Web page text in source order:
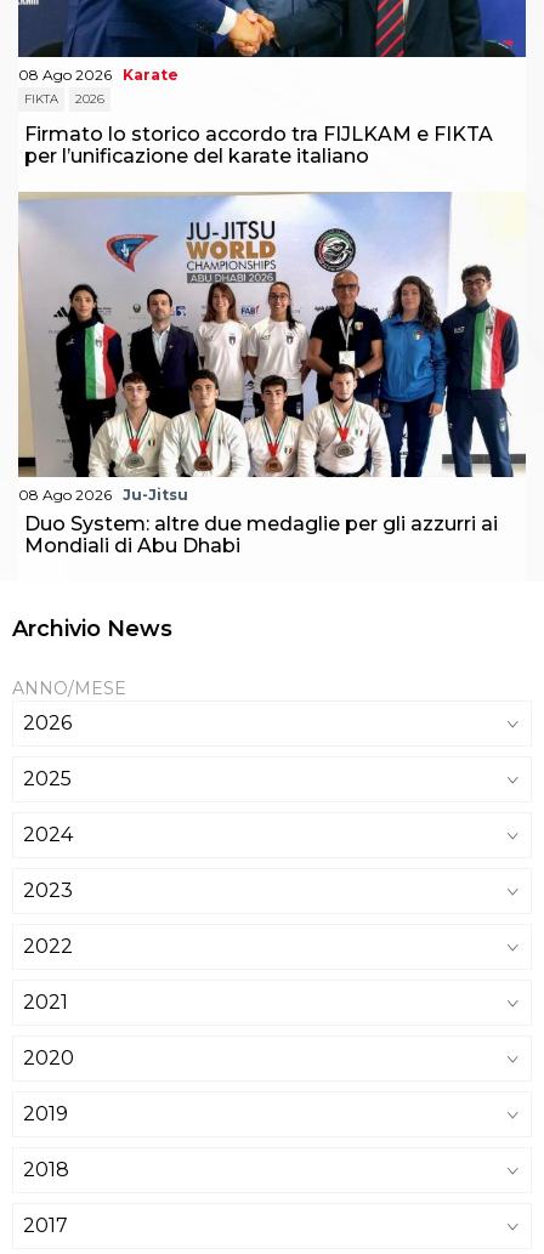
08 Ago 2026 Karate
FIKTA 2026
Firmato lo storico accordo tra FIJLKAM e FIKTA
per l’unificazione del karate italiano
08 Ago 2026 Ju-Jitsu
Duo System: altre due medaglie per gli azzurri ai
Mondiali di Abu Dhabi
Archivio News
ANNO/MESE
2026
2025
2024
2023
2022
2021
2020
2019
2018
2017